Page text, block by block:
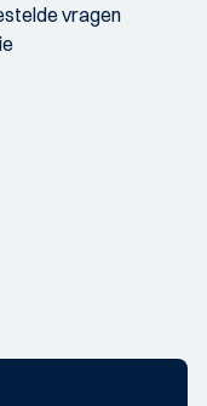
vragen